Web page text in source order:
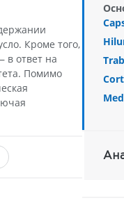
Кроме того,
в ответ на
Помимо